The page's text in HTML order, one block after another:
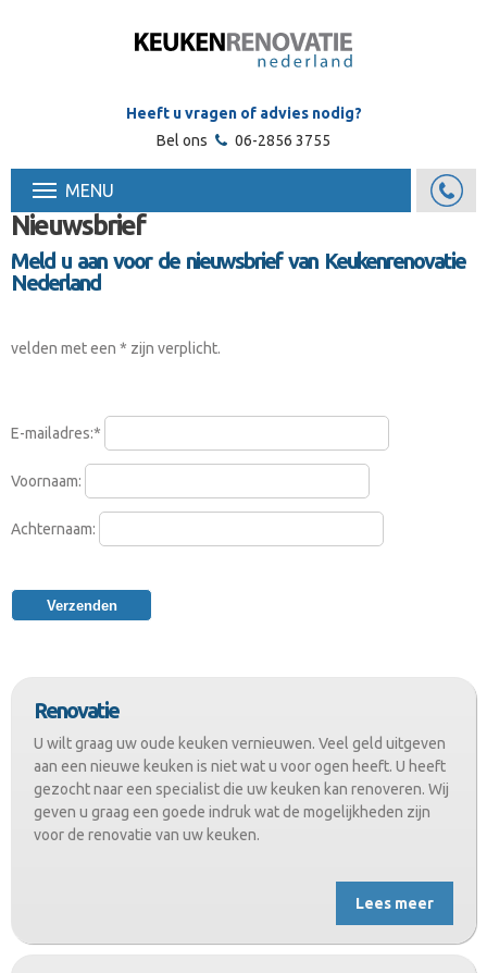
Heeft u vragen of advies nodig?
Bel ons
06-2856 3755
MENU
Nieuwsbrief
Meld u aan voor de nieuwsbrief van Keukenrenovatie
Nederland
velden met een * zijn verplicht.
E-mailadres:*
Voornaam:
Achternaam:
Renovatie
U wilt graag uw oude keuken vernieuwen. Veel geld uitgeven
aan een nieuwe keuken is niet wat u voor ogen heeft. U heeft
gezocht naar een specialist die uw keuken kan renoveren. Wij
geven u graag een goede indruk wat de mogelijkheden zijn
voor de renovatie van uw keuken.
Lees meer